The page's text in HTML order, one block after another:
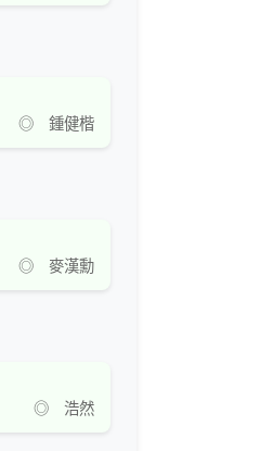
◎ 鍾健楷
◎ 麥漢勳
◎ 浩然